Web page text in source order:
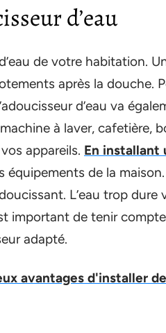
d’eau
de votre habitation.
après la douche.
d’eau va
à laver, cafetière,
appareils. En installant
équipements de la
L’eau trop
important de tenir
adapté.
avantages d'installer